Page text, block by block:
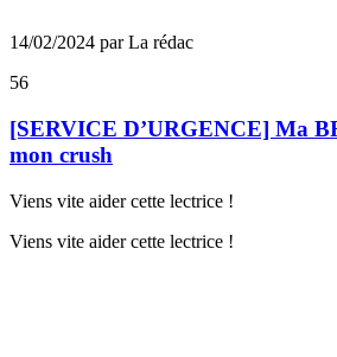
14/02/2024 par La rédac
56
[SERVICE D’URGENCE] Ma
mon crush
Viens vite aider cette lectrice !
Viens vite aider cette lectrice !